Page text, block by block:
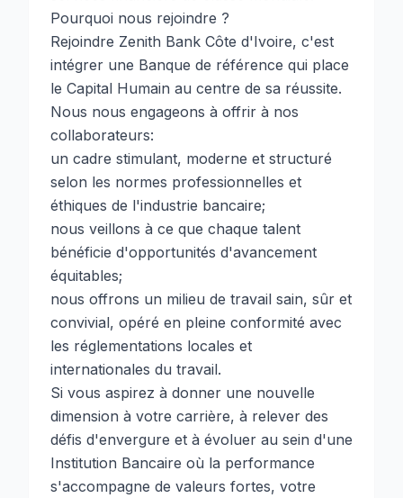
Pourquoi nous rejoindre ?
Rejoindre Zenith Bank Côte d'Ivoire, c'est
intégrer une Banque de référence qui place
le Capital Humain au centre de sa réussite.
Nous nous engageons à offrir à nos
collaborateurs:
un cadre stimulant, moderne et structuré
selon les normes professionnelles et
éthiques de l'industrie bancaire;
nous veillons à ce que chaque talent
bénéficie d'opportunités d'avancement
équitables;
nous offrons un milieu de travail sain, sûr et
convivial, opéré en pleine conformité avec
les réglementations locales et
internationales du travail.
Si vous aspirez à donner une nouvelle
dimension à votre carrière, à relever des
défis d'envergure et à évoluer au sein d'une
Institution Bancaire où la performance
s'accompagne de valeurs fortes, votre